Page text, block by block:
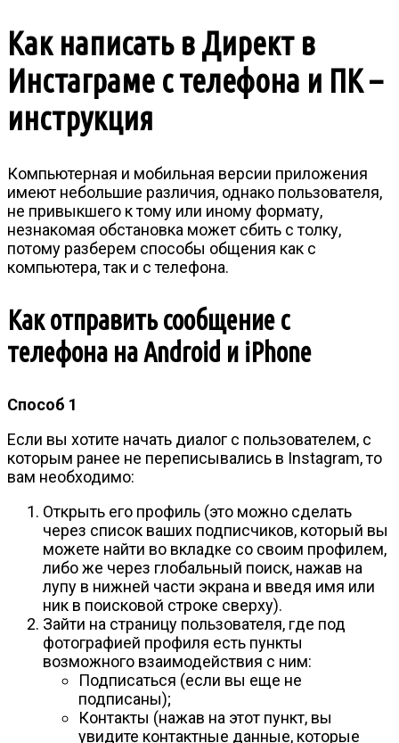
Как написать в Директ в
Инстаграме с телефона и ПК –
инструкция
Компьютерная и мобильная версии приложения
имеют небольшие различия, однако пользователя,
не привыкшего к тому или иному формату,
незнакомая обстановка может сбить с толку,
потому разберем способы общения как с
компьютера, так и с телефона.
Как отправить сообщение с
телефона на Android и iPhone
Способ 1
Если вы хотите начать диалог с пользователем, с
которым ранее не переписывались в Instagram, то
вам необходимо:
Открыть его профиль (это можно сделать
через список ваших подписчиков, который вы
можете найти во вкладке со своим профилем,
либо же через глобальный поиск, нажав на
лупу в нижней части экрана и введя имя или
ник в поисковой строке сверху).
Зайти на страницу пользователя, где под
фотографией профиля есть пункты
возможного взаимодействия с ним:
Подписаться (если вы еще не
подписаны);
Контакты (нажав на этот пункт, вы
увидите контактные данные, которые